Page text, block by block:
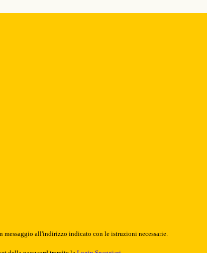
messaggio all'indirizzo indicato con le istruzioni necessarie.